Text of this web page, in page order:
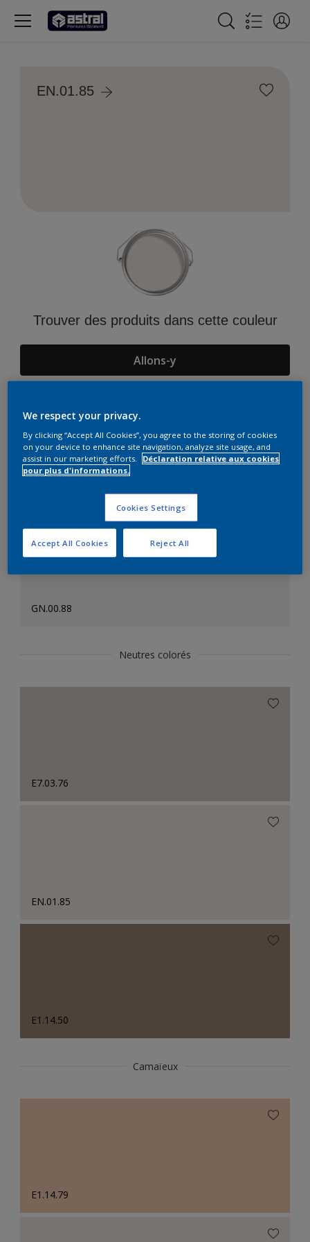
EN.01.85
Trouver des produits dans cette couleur
Allons-y
Suggestions d'Harmonies
GN.00.88
Neutres colorés
E7.03.76
EN.01.85
E1.14.50
Camaïeux
E1.14.79
We respect your privacy.
By clicking “Accept All Cookies”, you agree to the storing of cookies
on your device to enhance site navigation, analyze site usage, and
assist in our marketing efforts.
Déclaration relative aux cookies
pour plus d'informations.
Cookies Settings
Reject All
Accept All Cookies